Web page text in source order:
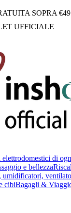
SOPRA €49
UFFICIALE
elettrodomestici di
e bellezza
umidificatori,
cibiBagagli &